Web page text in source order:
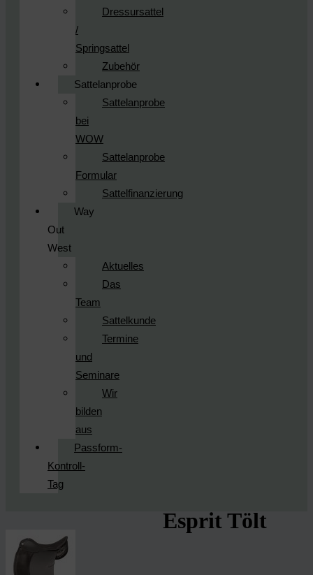
Dressursattel
/
Springsattel
Zubehör
Sattelanprobe
Sattelanprobe
bei
WOW
Sattelanprobe
Formular
Sattelfinanzierung
Way
Out
West
Aktuelles
Das
Team
Sattelkunde
Termine
und
Seminare
Wir
bilden
aus
Passform-
Kontroll-
Tag
Esprit Tölt